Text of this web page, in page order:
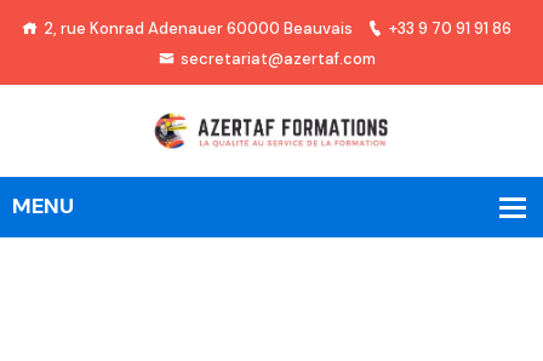
2, rue Konrad Adenauer 60000 Beauvais
+33 9 70 91 91 86
secretariat@azertaf.com